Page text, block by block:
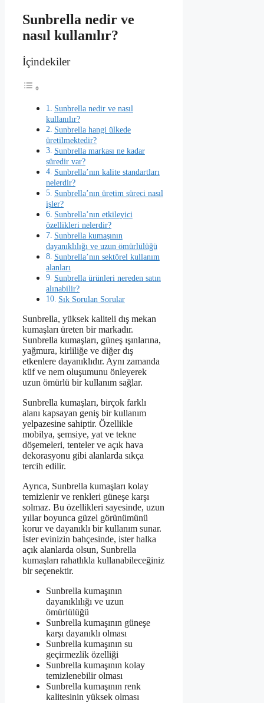
Sunbrella nedir ve
nasıl kullanılır?
İçindekiler
Sunbrella nedir ve nasıl
kullanılır?
Sunbrella hangi ülkede
üretilmektedir?
Sunbrella markası ne kadar
süredir var?
Sunbrella’nın kalite standartları
nelerdir?
Sunbrella’nın üretim süreci nasıl
işler?
Sunbrella’nın etkileyici
özellikleri nelerdir?
Sunbrella kumaşının
dayanıklılığı ve uzun ömürlülüğü
Sunbrella’nın sektörel kullanım
alanları
Sunbrella ürünleri nereden satın
alınabilir?
Sık Sorulan Sorular
Sunbrella, yüksek kaliteli dış mekan
kumaşları üreten bir markadır.
Sunbrella kumaşları, güneş ışınlarına,
yağmura, kirliliğe ve diğer dış
etkenlere dayanıklıdır. Aynı zamanda
küf ve nem oluşumunu önleyerek
uzun ömürlü bir kullanım sağlar.
Sunbrella kumaşları, birçok farklı
alanı kapsayan geniş bir kullanım
yelpazesine sahiptir. Özellikle
mobilya, şemsiye, yat ve tekne
döşemeleri, tenteler ve açık hava
dekorasyonu gibi alanlarda sıkça
tercih edilir.
Ayrıca, Sunbrella kumaşları kolay
temizlenir ve renkleri güneşe karşı
solmaz. Bu özellikleri sayesinde, uzun
yıllar boyunca güzel görünümünü
korur ve dayanıklı bir kullanım sunar.
İster evinizin bahçesinde, ister halka
açık alanlarda olsun, Sunbrella
kumaşları rahatlıkla kullanabileceğiniz
bir seçenektir.
Sunbrella kumaşının
dayanıklılığı ve uzun
ömürlülüğü
Sunbrella kumaşının güneşe
karşı dayanıklı olması
Sunbrella kumaşının su
geçirmezlik özelliği
Sunbrella kumaşının kolay
temizlenebilir olması
Sunbrella kumaşının renk
kalitesinin yüksek olması